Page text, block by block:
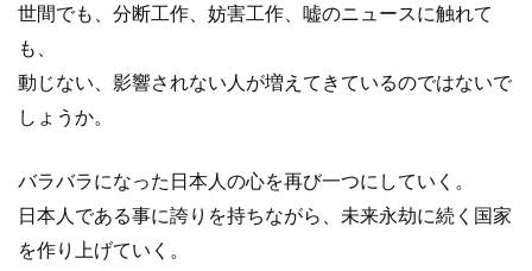
世間でも、分断工作、妨害工作、嘘のニュースに触れて
も、
動じない、影響されない人が増えてきているのではないで
しょうか。
バラバラになった日本人の心を再び一つにしていく。
日本人である事に誇りを持ちながら、未来永劫に続く国家
を作り上げていく。